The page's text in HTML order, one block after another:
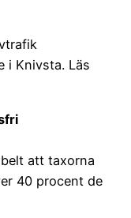
i Knivsta. Läs
att taxorna
40 procent de